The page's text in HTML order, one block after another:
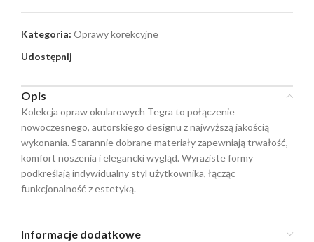
Kategoria: Oprawy korekcyjne
Udostępnij
Opis
Kolekcja opraw okularowych Tegra to połączenie
nowoczesnego, autorskiego designu z najwyższą jakością
wykonania. Starannie dobrane materiały zapewniają trwałość,
komfort noszenia i elegancki wygląd. Wyraziste formy
podkreślają indywidualny styl użytkownika, łącząc
funkcjonalność z estetyką.
Informacje dodatkowe